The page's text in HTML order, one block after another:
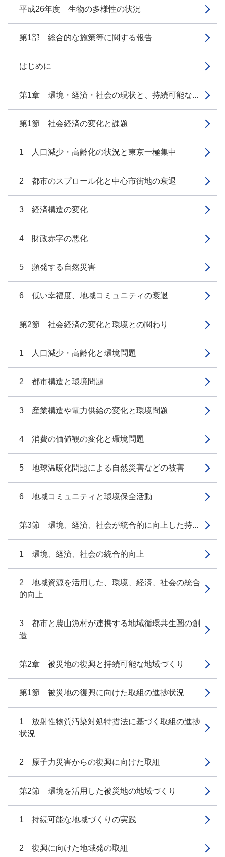
平成26年度 生物の多様性の状況
第1部 総合的な施策等に関する報告
はじめに
第1章 環境・経済・社会の現状と、持続可能な...
第1節 社会経済の変化と課題
1 人口減少・高齢化の状況と東京一極集中
2 都市のスプロール化と中心市街地の衰退
3 経済構造の変化
4 財政赤字の悪化
5 頻発する自然災害
6 低い幸福度、地域コミュニティの衰退
第2節 社会経済の変化と環境との関わり
1 人口減少・高齢化と環境問題
2 都市構造と環境問題
3 産業構造や電力供給の変化と環境問題
4 消費の価値観の変化と環境問題
5 地球温暖化問題による自然災害などの被害
6 地域コミュニティと環境保全活動
第3節 環境、経済、社会が統合的に向上した持...
1 環境、経済、社会の統合的向上
2 地域資源を活用した、環境、経済、社会の統合
的向上
3 都市と農山漁村が連携する地域循環共生圏の創
造
第2章 被災地の復興と持続可能な地域づくり
第1節 被災地の復興に向けた取組の進捗状況
1 放射性物質汚染対処特措法に基づく取組の進捗
状況
2 原子力災害からの復興に向けた取組
第2節 環境を活用した被災地の地域づくり
1 持続可能な地域づくりの実践
2 復興に向けた地域発の取組